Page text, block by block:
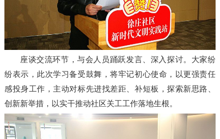
座谈交流环节，与会人员踊跃发言、深入探讨。大家纷
纷表示，此次学习备受鼓舞，将牢记初心使命，以更强责任
感投身工作，主动对标先进找差距、补短板，探索新思路、
创新新举措，以实干推动社区关工工作落地生根。